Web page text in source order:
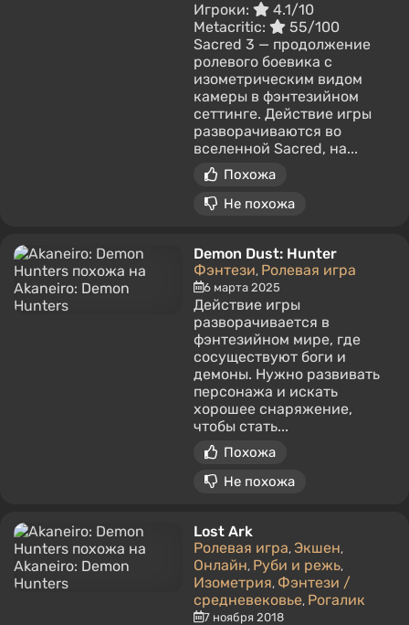
Игроки:
4.1/10
Metacritic:
55/100
Sacred 3 — продолжение
ролевого боевика с
изометрическим видом
камеры в фэнтезийном
сеттинге. Действие игры
разворачиваются во
вселенной Sacred, на...
Похожа
Не похожа
Demon Dust: Hunter
Фэнтези, Ролевая игра
6 марта 2025
Действие игры
разворачивается в
фэнтезийном мире, где
сосуществуют боги и
демоны. Нужно развивать
персонажа и искать
хорошее снаряжение,
чтобы стать...
Похожа
Не похожа
Lost Ark
Ролевая игра, Экшен,
Онлайн, Руби и режь,
Изометрия, Фэнтези /
средневековье, Рогалик
7 ноября 2018